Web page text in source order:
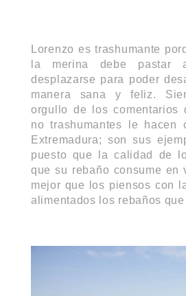
Lorenzo es trashumante
la merina debe
desplazarse para poder
manera sana y feliz.
orgullo de los comentarios
no trashumantes le hacen
Extremadura; son sus
puesto que la calidad de
que su rebaño consume en
mejor que los piensos con
alimentados los rebaños